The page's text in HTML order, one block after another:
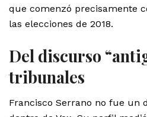
que comenzó precisamente
las elecciones de 2018.
Del discurso
tribunales
Francisco Serrano no fue un